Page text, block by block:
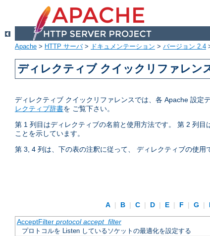
Apache > HTTP サーバ> ドキュメンテーション > バージョン 2.4
ディレクティブ クイックリファレン
ディレクティブ クイックリファレンスでは、各 Apache 設定
レクティブ辞書を ご覧下さい。
第 1 列目はディレクティブの名前と使用方法です。 第 2 列
ことを示しています。
第 3, 4 列は、下の表の注釈に従って、 ディレクティブの使用
A | B | C | D | E | F | G |
AcceptFilter protocol accept_filter
プロトコルを Listen しているソケットの最適化を設定する